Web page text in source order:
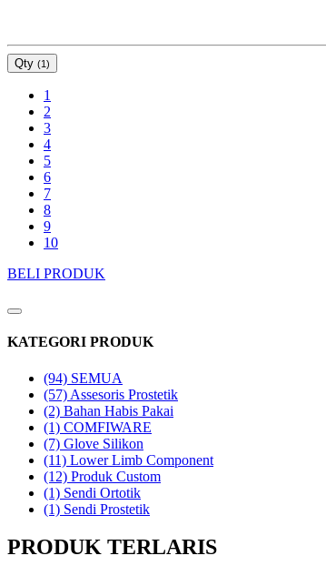
Qty (1)
1
2
3
4
5
6
7
8
9
10
BELI PRODUK
KATEGORI PRODUK
(94) SEMUA
(57) Assesoris Prostetik
(2) Bahan Habis Pakai
(1) COMFIWARE
(7) Glove Silikon
(11) Lower Limb Component
(12) Produk Custom
(1) Sendi Ortotik
(1) Sendi Prostetik
PRODUK TERLARIS